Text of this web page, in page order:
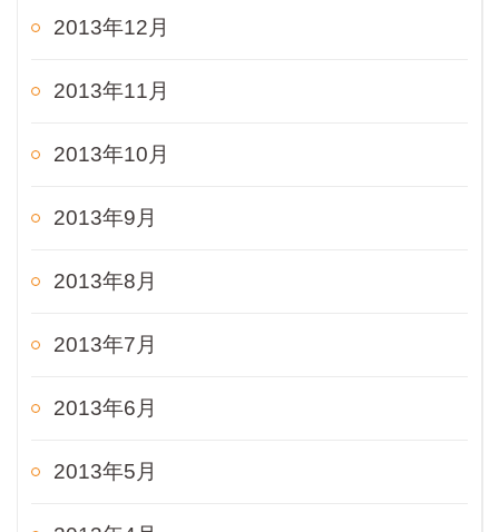
2013年12月
2013年11月
2013年10月
2013年9月
2013年8月
2013年7月
2013年6月
2013年5月